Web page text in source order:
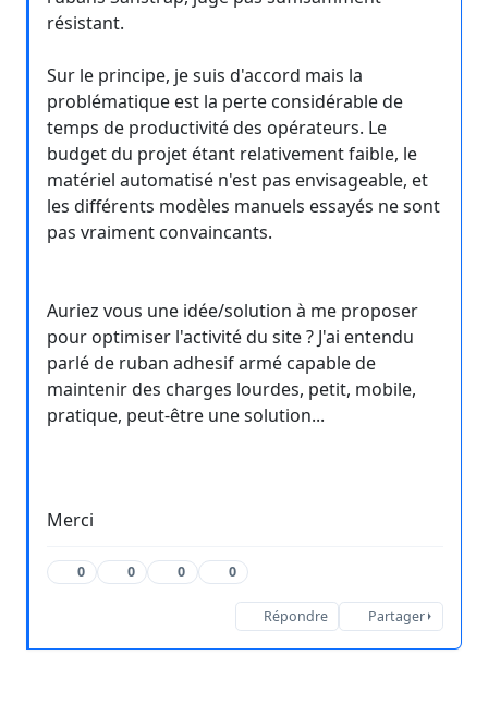
résistant.
Sur le principe, je suis d'accord mais la
problématique est la perte considérable de
temps de productivité des opérateurs. Le
budget du projet étant relativement faible, le
matériel automatisé n'est pas envisageable, et
les différents modèles manuels essayés ne sont
pas vraiment convaincants.
Auriez vous une idée/solution à me proposer
pour optimiser l'activité du site ? J'ai entendu
parlé de ruban adhesif armé capable de
maintenir des charges lourdes, petit, mobile,
pratique, peut-être une solution...
Merci
0 0 0 0
Répondre Partager